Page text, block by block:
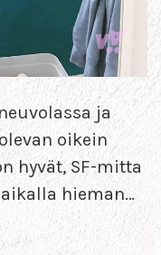
ja
oikein
hyvät, SF-mitta
hieman…